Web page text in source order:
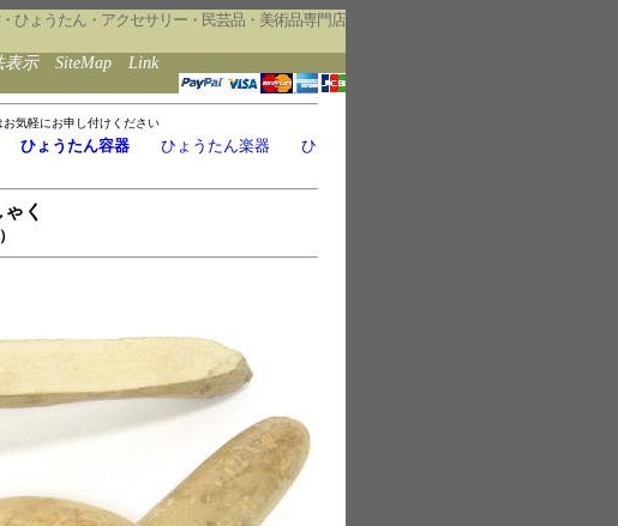
ひょうたん・アクセサリー・民芸品・美術品専門店
表示 SiteMap
Link
気軽にお申し付けください
ひょうたん容器 ひょうたん楽器
ひ
く